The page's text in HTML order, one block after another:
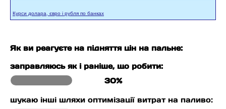
Курси долара, євро і рубля по банках
Як ви реагуєте на підняття цін на пальне:
заправляюсь як і раніше, що робити:
30%
шукаю інші шляхи оптимізації витрат на паливо: